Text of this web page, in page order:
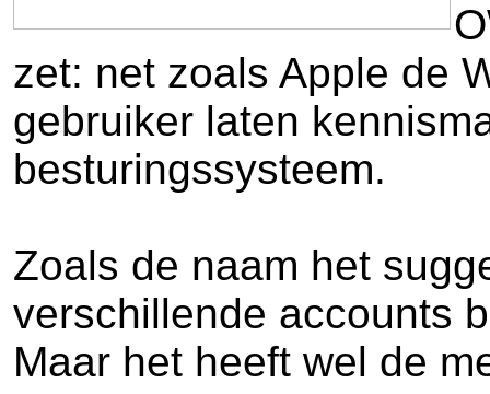
zet: net zoals Apple de
gebruiker laten
besturingssysteem.
Zoals de naam het
verschillende accounts
Maar het heeft wel de